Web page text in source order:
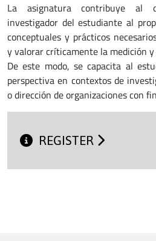
La asignatura contribuye al
investigador del estudiante al
conceptuales y prácticos
y valorar críticamente la medición
De este modo, se capacita al
perspectiva en contextos de
o dirección de organizaciones con
REGISTER